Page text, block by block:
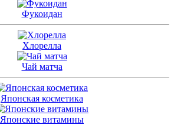
Фукоидан
Хлорелла
Чай матча
Японская косметика
Японские витамины